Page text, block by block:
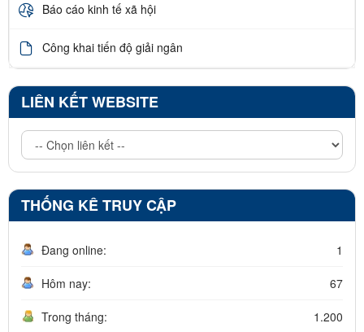
Báo cáo kinh tế xã hội
Công khai tiến độ giải ngân
LIÊN KẾT WEBSITE
THỐNG KÊ TRUY CẬP
Đang online: 1
Hôm nay: 67
Trong tháng: 1.200